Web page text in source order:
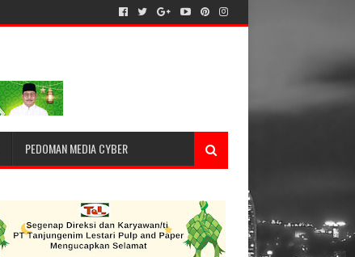
PEDOMAN MEDIA CYBER